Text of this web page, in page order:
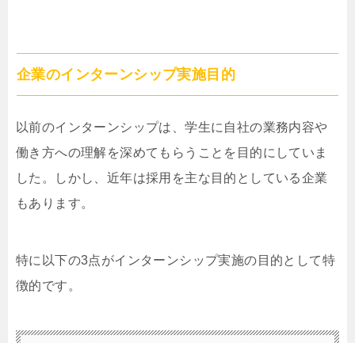
企業のインターンシップ実施目的
以前のインターンシップは、学生に自社の業務内容や
働き方への理解を深めてもらうことを目的にしていま
した。しかし、近年は採用を主な目的としている企業
もあります。
特に以下の3点がインターンシップ実施の目的として特
徴的です。